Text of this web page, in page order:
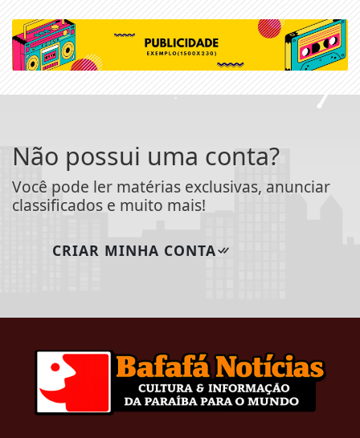
Não possui uma conta?
Você pode ler matérias exclusivas, anunciar
classificados e muito mais!
CRIAR MINHA CONTA